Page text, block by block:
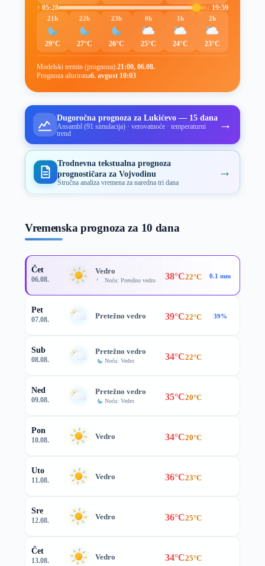
↑ 05:28
↓ 19:59
21h
29°C
22h
27°C
23h
26°C
0h
25°C
1h
24°C
2h
23°C
Modelski termin (prognoza):21:00, 06.08.
Prognoza ažurirana6. avgust 10:03
Dugoročna prognoza za Lukićevo — 15 dana
Ansambl (91 simulacija) · verovatnoće · temperaturni
trend
→
Trodnevna tekstualna prognoza
prognostičara za Vojvodinu
Stručna analiza vremena za naredna tri dana
→
Vremenska prognoza za 10 dana
Čet
06.08.
Vedro
Noću: Pretežno vedro 38°C22°C 0.1 mm
Pet
07.08. Pretežno vedro 39°C22°C 39%
Sub
08.08.
Pretežno vedro
Noću: Vedro 34°C22°C
Ned
09.08.
Pretežno vedro
Noću: Vedro 35°C20°C
Pon
10.08. Vedro 34°C20°C
Uto
11.08. Vedro 36°C23°C
Sre
12.08. Vedro 36°C25°C
Čet
13.08. Vedro 34°C25°C